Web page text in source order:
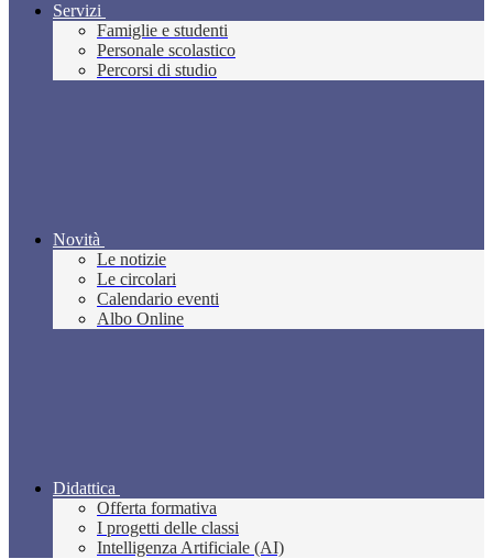
Servizi
Famiglie e studenti
Personale scolastico
Percorsi di studio
Novità
Le notizie
Le circolari
Calendario eventi
Albo Online
Didattica
Offerta formativa
I progetti delle classi
Intelligenza Artificiale (AI)